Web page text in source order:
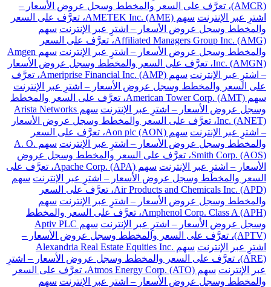
(AMCR)، تعرَّف على السعر والمخطط وسجل عروض الأسعار –
اشترِ عبر الإنترنت
سهم AMETEK Inc. (AME)، تعرَّف على السعر
والمخطط وسجل عروض الأسعار – اشترِ عبر الإنترنت سهم
Affiliated Managers Group Inc. (AMG)، تعرَّف على السعر
والمخطط وسجل عروض الأسعار – اشترِ عبر الإنترنت
سهم Amgen
Inc. (AMGN)، تعرَّف على السعر والمخطط وسجل عروض الأسعار
– اشترِ عبر الإنترنت
سهم Ameriprise Financial Inc. (AMP)، تعرَّف
على السعر والمخطط وسجل عروض الأسعار – اشترِ عبر الإنترنت
سهم American Tower Corp. (AMT)، تعرَّف على السعر والمخطط
وسجل عروض الأسعار – اشترِ عبر الإنترنت
سهم Arista Networks
Inc. (ANET)، تعرَّف على السعر والمخطط وسجل عروض الأسعار
– اشترِ عبر الإنترنت
سهم Aon plc (AON)، تعرَّف على السعر
والمخطط وسجل عروض الأسعار – اشترِ عبر الإنترنت
سهم A. O.
Smith Corp. (AOS)، تعرَّف على السعر والمخطط وسجل عروض
الأسعار – اشترِ عبر الإنترنت
سهم Apache Corp. (APA)، تعرَّف على
السعر والمخطط وسجل عروض الأسعار – اشترِ عبر الإنترنت سهم
Air Products and Chemicals Inc. (APD)، تعرَّف على السعر
والمخطط وسجل عروض الأسعار – اشترِ عبر الإنترنت سهم
Amphenol Corp. Class A (APH)، تعرَّف على السعر والمخطط
وسجل عروض الأسعار – اشترِ عبر الإنترنت
سهم Aptiv PLC
(APTV)، تعرَّف على السعر والمخطط وسجل عروض الأسعار –
اشترِ عبر الإنترنت
سهم Alexandria Real Estate Equities Inc.
(ARE)، تعرَّف على السعر والمخطط وسجل عروض الأسعار – اشترِ
عبر الإنترنت
سهم Atmos Energy Corp. (ATO)، تعرَّف على السعر
والمخطط وسجل عروض الأسعار – اشترِ عبر الإنترنت سهم